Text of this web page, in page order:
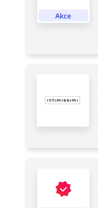
Akce